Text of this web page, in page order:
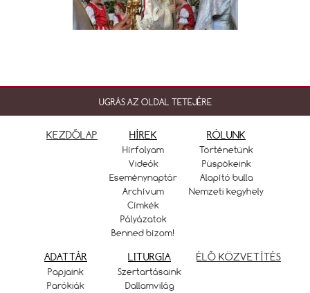
UGRÁS AZ OLDAL TETEJÉRE
KEZDŐLAP HÍREK
Hírfolyam
Videók
Eseménynaptár
Archívum
Címkék
Pályázatok
Benned bízom!
RÓLUNK
Történetünk
Püspökeink
Alapító bulla
Nemzeti kegyhely
ADATTÁR
Papjaink
Parókiák
LITURGIA
Szertartásaink
Dallamvilág
ÉLŐ KÖZVETÍTÉS